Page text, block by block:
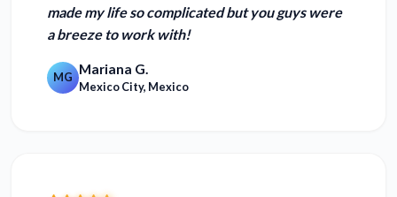
made my life so complicated but you guys were
a breeze to work with!
MG Mariana G.
Mexico City, Mexico